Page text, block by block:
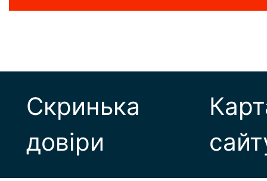
Скринька
довіри